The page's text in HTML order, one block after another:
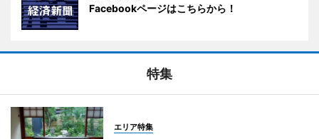
Facebookページはこちらから！
特集
エリア特集